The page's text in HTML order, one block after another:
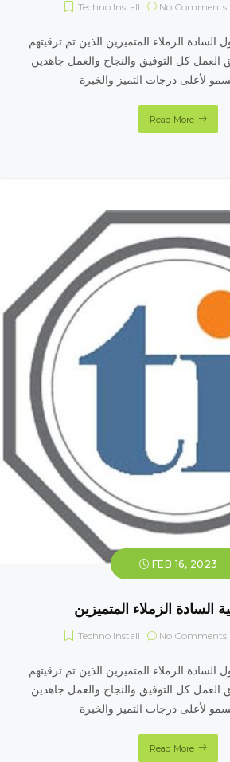
Techno Install No Comments
الزملاء المتميزين الذين تم ترقيتهم
كل التوفيق والنجاح والعمل جاهدين
لأعلى درجات التميز والخبرة
Read More
FEB 16, 2023
السادة الزملاء المتميزين
Techno Install No Comments
الزملاء المتميزين الذين تم ترقيتهم
كل التوفيق والنجاح والعمل جاهدين
لأعلى درجات التميز والخبرة
Read More